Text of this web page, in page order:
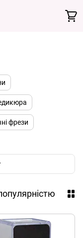
фрези